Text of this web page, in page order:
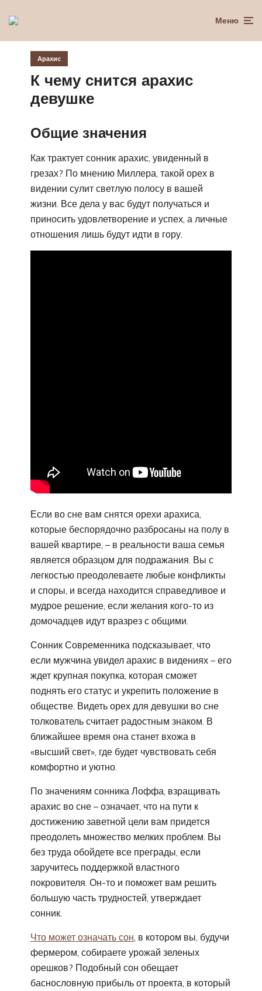
Меню
Арахис
К чему снится арахис
девушке
Общие значения
Как трактует сонник арахис, увиденный в
грезах? По мнению Миллера, такой орех в
видении сулит светлую полосу в вашей
жизни. Все дела у вас будут получаться и
приносить удовлетворение и успех, а личные
отношения лишь будут идти в гору.
Если во сне вам снятся орехи арахиса,
которые беспорядочно разбросаны на полу в
вашей квартире, – в реальности ваша семья
является образцом для подражания. Вы с
легкостью преодолеваете любые конфликты
и споры, и всегда находится справедливое и
мудрое решение, если желания кого-то из
домочадцев идут вразрез с общими.
Сонник Современника подсказывает, что
если мужчина увидел арахис в видениях – его
ждет крупная покупка, которая сможет
поднять его статус и укрепить положение в
обществе. Видеть орех для девушки во сне
толкователь считает радостным знаком. В
ближайшее время она станет вхожа в
«высший свет», где будет чувствовать себя
комфортно и уютно.
По значениям сонника Лоффа, взращивать
арахис во сне – означает, что на пути к
достижению заветной цели вам придется
преодолеть множество мелких проблем. Вы
без труда обойдете все преграды, если
заручитесь поддержкой властного
покровителя. Он-то и поможет вам решить
большую часть трудностей, утверждает
сонник.
Что может означать сон, в котором вы, будучи
фермером, собираете урожай зеленых
орешков? Подобный сон обещает
баснословную прибыль от проекта, в который